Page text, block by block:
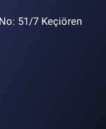
51/7 Keçiören